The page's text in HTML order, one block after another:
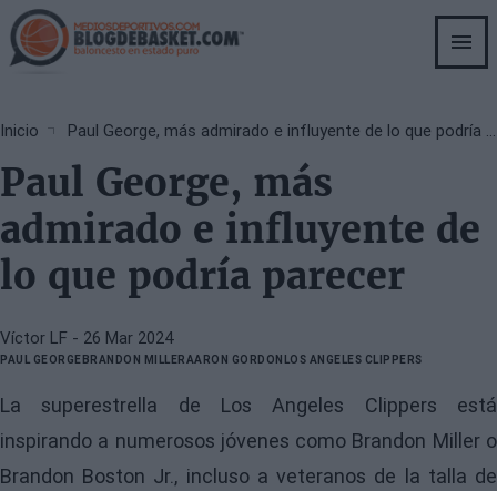
Skip
to
main
Breadcrumb
Inicio Paul George, más admirado e influyente de lo que podría parecer
Paul George, más
admirado e influyente de
lo que podría parecer
Víctor LF - 26 Mar 2024
PAUL GEORGEBRANDON MILLERAARON GORDON LOS ANGELES CLIPPERS
La superestrella de Los Angeles Clippers está
inspirando a numerosos jóvenes como Brandon Miller o
Brandon Boston Jr., incluso a veteranos de la talla de